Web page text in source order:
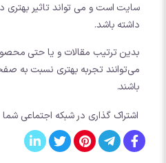
سایت است و می تواند تاثیر بهتری
داشته باشد.
بدین ترتیب مقالات و یا حتی
می‌توانند تجربه بهتری نسبت به
باشند.
اشتراک گذاری در شبکه اجتماعی شما